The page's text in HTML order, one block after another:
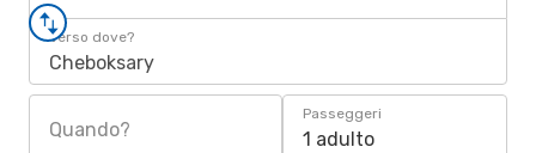
Verso dove?
Cheboksary
Quando?
Passeggeri
1 adulto